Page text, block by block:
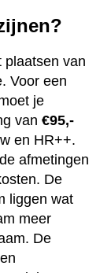
plaatsen van
Voor een
je
van €95,-
en HR++.
afmetingen
De
liggen wat
meer
De